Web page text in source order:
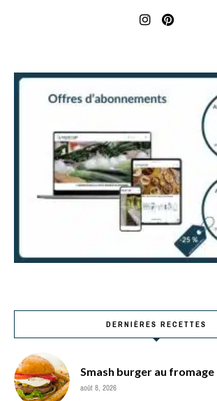
DERNIÈRES RECETTES
Smash burger au
août 8, 2026